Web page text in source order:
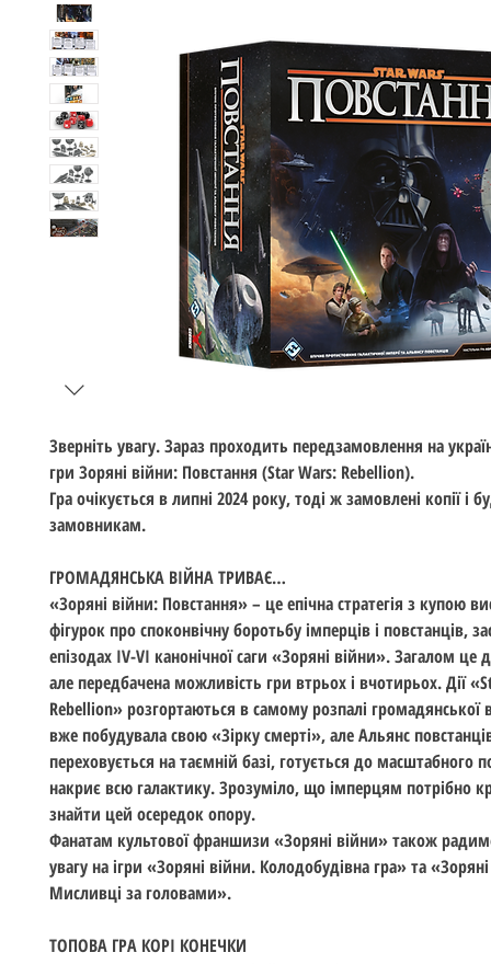
Зверніть увагу. Зараз проходить передзамовлення на
гри Зоряні війни: Повстання (Star Wars: Rebellion).
Гра очікується в липні 2024 року, тоді ж замовлені копії і
замовникам.
ГРОМАДЯНСЬКА ВІЙНА ТРИВАЄ…
«Зоряні війни: Повстання» – це епічна стратегія з купою
фігурок про споконвічну боротьбу імперців і повстанців,
епізодах IV-VI канонічної саги «Зоряні війни». Загалом це
але передбачена можливість гри втрьох і вчотирьох. Дії
Rebellion» розгортаються в самому розпалі громадянської
вже побудувала свою «Зірку смерті», але Альянс
переховується на таємній базі, готується до масштабного
накриє всю галактику. Зрозуміло, що імперцям потрібно
знайти цей осередок опору.
Фанатам культової франшизи «Зоряні війни» також
увагу на ігри «Зоряні війни. Колодобудівна гра» та
Мисливці за головами».
ТОПОВА ГРА КОРІ КОНЕЧКИ